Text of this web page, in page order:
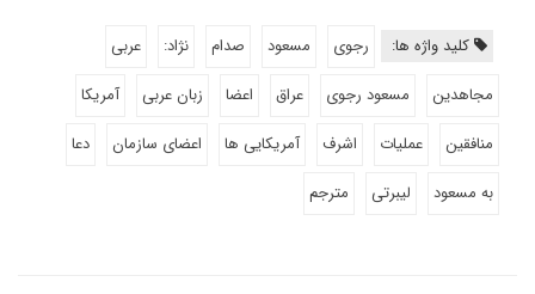
کلید واژه ها: رجوی مسعود صدام نژاد:
عربی
مجاهدین
مسعود رجوی عراق اعضا زبان عربی
آمریکا
منافقین
عملیات اشرف آمریکایی ها اعضای سازمان
دعا
به مسعود
لیبرتی مترجم